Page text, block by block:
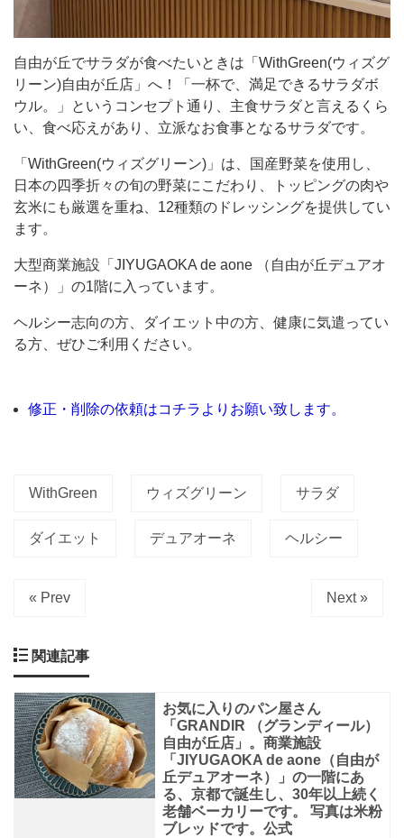
「WithGreen(ウ
ィ
ズ
グ
リ
ー
ン)
自
由
丘
へ！
「一
で、
で
る
ラ
ボ
ウ
ル。」
と
い
う
自由が丘でサラダが食べたいときは「WithGreen(ウィズグ
リーン)自由が丘店」へ！「一杯で、満足できるサラダボ
ウル。」というコンセプト通り、主食サラダと言えるくら
い、食べ応えがあり、立派なお食事となるサラダです。
「WithGreen(ウィズグリーン)」は、国産野菜を使用し、
日本の四季折々の旬の野菜にこだわり、トッピングの肉や
玄米にも厳選を重ね、12種類のドレッシングを提供してい
ます。
大型商業施設「JIYUGAOKA de aone （自由が丘デュアオ
ーネ）」の1階に入っています。
ヘルシー志向の方、ダイエット中の方、健康に気遣ってい
る方、ぜひご利用ください。
修正・削除の依頼はコチラよりお願い致します。
WithGreen ウィズグリーン サラダ
ダイエット デュアオーネ ヘルシー
« Prev Next »
関連記事
お気に入りのパン屋さん
「GRANDIR （グランディール）
自由が丘店」。商業施設
「JIYUGAOKA de aone（自由が
丘デュアオーネ）」の一階にあ
る、京都で誕生し、30年以上続く
老舗ベーカリーです。 写真は米粉
ブレッドです。公式